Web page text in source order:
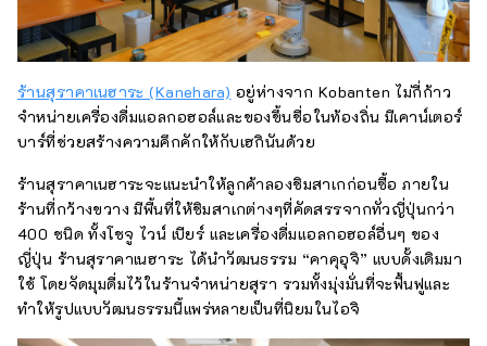
ร้านสุราคาเนฮาระ (Kanehara) อยู่ห่างจาก Kobanten ไม่กี่ก้าว
จำหน่ายเครื่องดื่มแอลกอฮอล์และของขึ้นชื่อในท้องถิ่น มีเคาน์เตอร์
บาร์ที่ช่วยสร้างความคึกคักให้กับเฮกินันด้วย
ร้านสุราคาเนฮาระจะแนะนำให้ลูกค้าลองชิมสาเกก่อนซื้อ ภายใน
ร้านที่กว้างขวาง มีพื้นที่ให้ชิมสาเกต่างๆที่คัดสรรจากทั่วญี่ปุ่นกว่า
400 ชนิด ทั้งโชจู ไวน์ เบียร์ และเครื่องดื่มแอลกอฮอล์อื่นๆ ของ
ญี่ปุ่น ร้านสุราคาเนฮาระ ได้นำวัฒนธรรม “คาคุอุจิ” แบบดั้งเดิมมา
ใช้ โดยจัดมุมดื่มไว้ในร้านจำหน่ายสุรา รวมทั้งมุ่งมั่นที่จะฟื้นฟูและ
ทำให้รูปแบบวัฒนธรรมนี้แพร่หลายเป็นที่นิยมในไอจิ